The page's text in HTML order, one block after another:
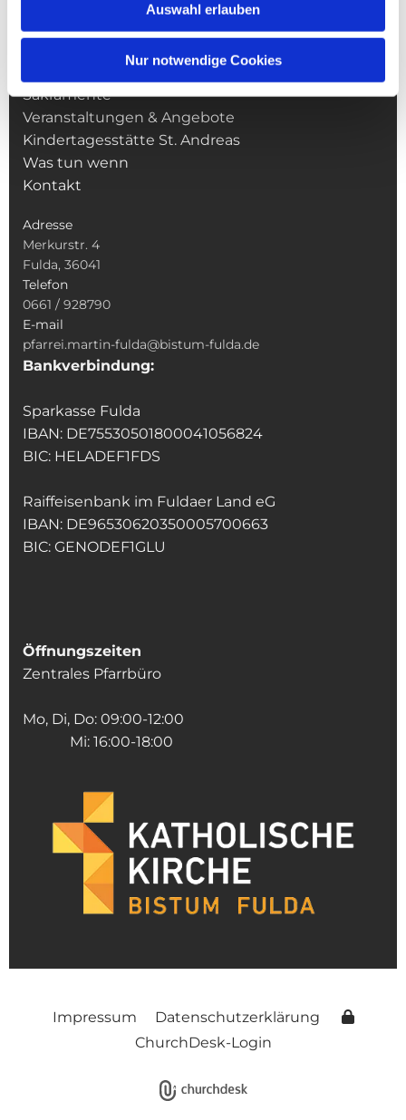
Auswahl erlauben
Nur notwendige Cookies
Pfarrei St. Martin
Sakramente
Veranstaltungen & Angebote
Kindertagesstätte St. Andreas
Was tun wenn
Kontakt
Adresse
Merkurstr. 4
Fulda, 36041
Telefon
0661 / 928790
E-mail
pfarrei.martin-fulda@bistum-fulda.de
Bankverbindung:
Sparkasse Fulda
IBAN: DE75530501800041056824
BIC: HELADEF1FDS
Raiffeisenbank im Fuldaer Land eG
IBAN: DE96530620350005700663
BIC: GENODEF1GLU
Öffnungszeiten
Zentrales Pfarrbüro
Mo, Di, Do: 09:00-12:00
Mi: 16:00-18:00
Impressum
Datenschutzerklärung
ChurchDesk-Login